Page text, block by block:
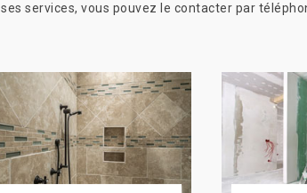
ses services, vous pouvez le contacter par